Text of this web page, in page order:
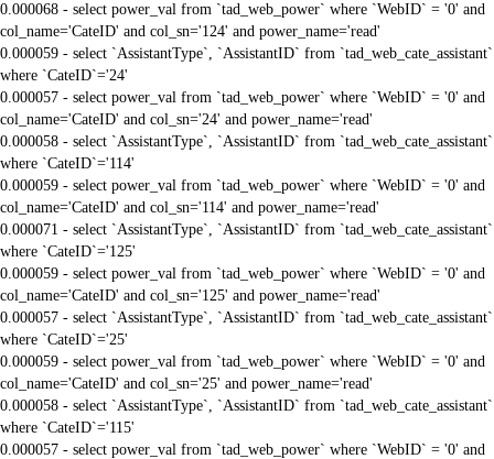
0.000068 - select power_val from `tad_web_power` where `WebID` = '0' and
col_name='CateID' and col_sn='124' and power_name='read'
0.000059 - select `AssistantType`, `AssistantID` from `tad_web_cate_assistant`
where `CateID`='24'
0.000057 - select power_val from `tad_web_power` where `WebID` = '0' and
col_name='CateID' and col_sn='24' and power_name='read'
0.000058 - select `AssistantType`, `AssistantID` from `tad_web_cate_assistant`
where `CateID`='114'
0.000059 - select power_val from `tad_web_power` where `WebID` = '0' and
col_name='CateID' and col_sn='114' and power_name='read'
0.000071 - select `AssistantType`, `AssistantID` from `tad_web_cate_assistant`
where `CateID`='125'
0.000059 - select power_val from `tad_web_power` where `WebID` = '0' and
col_name='CateID' and col_sn='125' and power_name='read'
0.000057 - select `AssistantType`, `AssistantID` from `tad_web_cate_assistant`
where `CateID`='25'
0.000059 - select power_val from `tad_web_power` where `WebID` = '0' and
col_name='CateID' and col_sn='25' and power_name='read'
0.000058 - select `AssistantType`, `AssistantID` from `tad_web_cate_assistant`
where `CateID`='115'
0.000057 - select power_val from `tad_web_power` where `WebID` = '0' and